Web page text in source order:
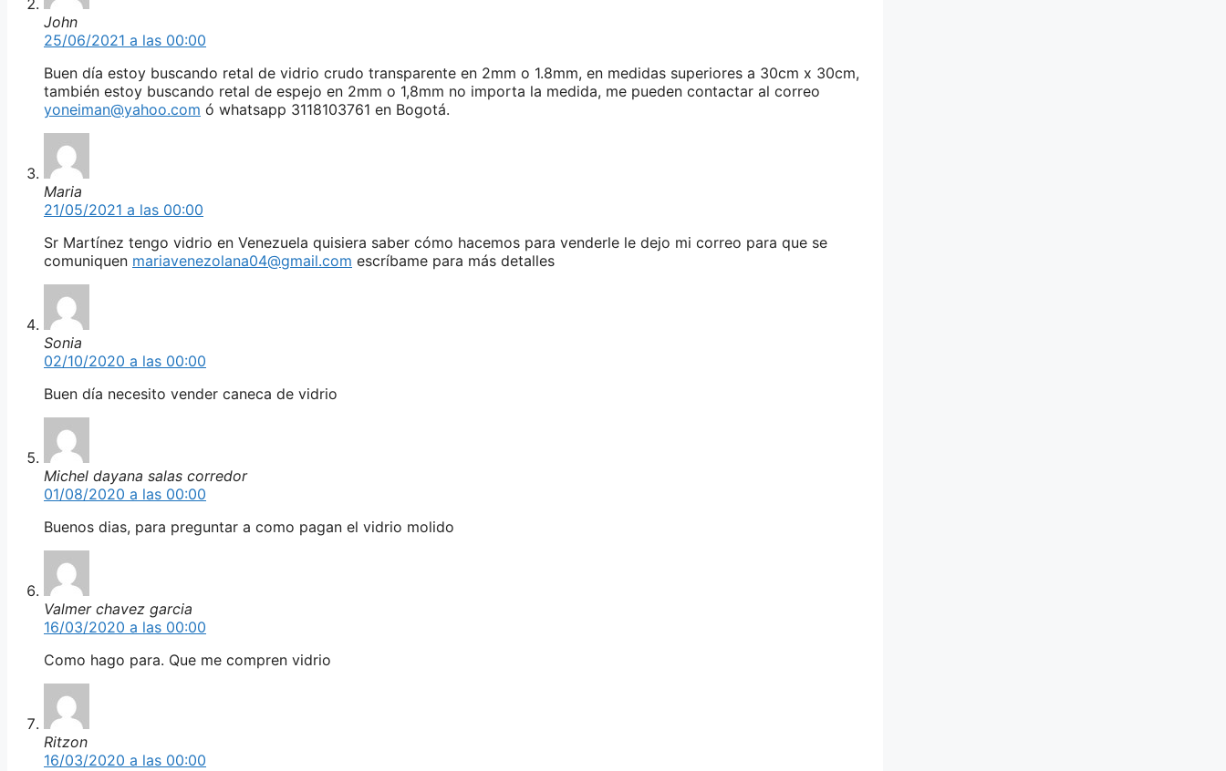
John
25/06/2021 a las 00:00
Buen día estoy buscando retal de vidrio crudo transparente en 2mm o 1.8mm, en medidas superiores a 30cm x 30cm,
también estoy buscando retal de espejo en 2mm o 1,8mm no importa la medida, me pueden contactar al correo
yoneiman@yahoo.com ó whatsapp 3118103761 en Bogotá.
Maria
21/05/2021 a las 00:00
Sr Martínez tengo vidrio en Venezuela quisiera saber cómo hacemos para venderle le dejo mi correo para que se
comuniquen mariavenezolana04@gmail.com escríbame para más detalles
Sonia
02/10/2020 a las 00:00
Buen día necesito vender caneca de vidrio
Michel dayana salas corredor
01/08/2020 a las 00:00
Buenos dias, para preguntar a como pagan el vidrio molido
Valmer chavez garcia
16/03/2020 a las 00:00
Como hago para. Que me compren vidrio
Ritzon
16/03/2020 a las 00:00